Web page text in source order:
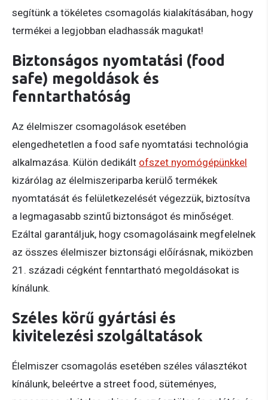
segítünk a tökéletes csomagolás kialakításában, hogy
termékei a legjobban eladhassák magukat!
Biztonságos nyomtatási (food
safe) megoldások és
fenntarthatóság
Az élelmiszer csomagolások esetében
elengedhetetlen a food safe nyomtatási technológia
alkalmazása. Külön dedikált ofszet nyomógépünkkel
kizárólag az élelmiszeriparba kerülő termékek
nyomtatását és felületkezelését végezzük, biztosítva
a legmagasabb szintű biztonságot és minőséget.
Ezáltal garantáljuk, hogy csomagolásaink megfelelnek
az összes élelmiszer biztonsági előírásnak, miközben
21. századi cégként fenntartható megoldásokat is
kínálunk.
Széles körű gyártási és
kivitelezési szolgáltatások
Élelmiszer csomagolás esetében széles választékot
kínálunk, beleértve a street food, süteményes,